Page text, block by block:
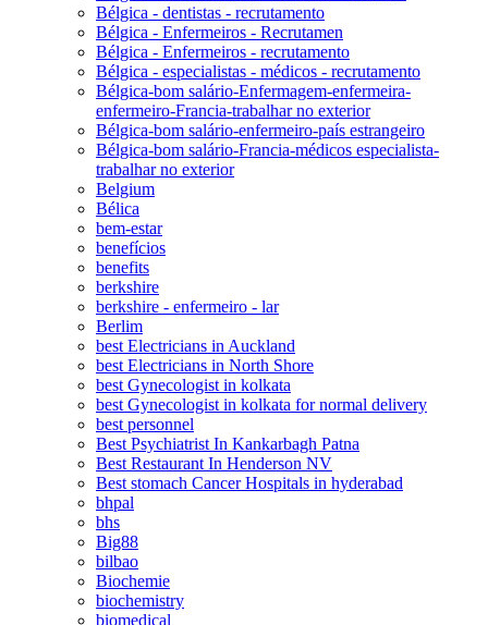
Bélgica - dentistas - recrutamento
Bélgica - Enfermeiros - Recrutamen
Bélgica - Enfermeiros - recrutamento
Bélgica - especialistas - médicos - recrutamento
Bélgica-bom salário-Enfermagem-enfermeira-
enfermeiro-Francia-trabalhar no exterior
Bélgica-bom salário-enfermeiro-país estrangeiro
Bélgica-bom salário-Francia-médicos especialista-
trabalhar no exterior
Belgium
Bélica
bem-estar
benefícios
benefits
berkshire
berkshire - enfermeiro - lar
Berlim
best Electricians in Auckland
best Electricians in North Shore
best Gynecologist in kolkata
best Gynecologist in kolkata for normal delivery
best personnel
Best Psychiatrist In Kankarbagh Patna
Best Restaurant In Henderson NV
Best stomach Cancer Hospitals in hyderabad
bhpal
bhs
Big88
bilbao
Biochemie
biochemistry
biomedical